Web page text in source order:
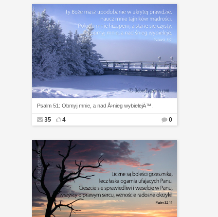
Psalm 51: Obmyj mnie, a nad Å›nieg wybielejÄ™.
35 4 0